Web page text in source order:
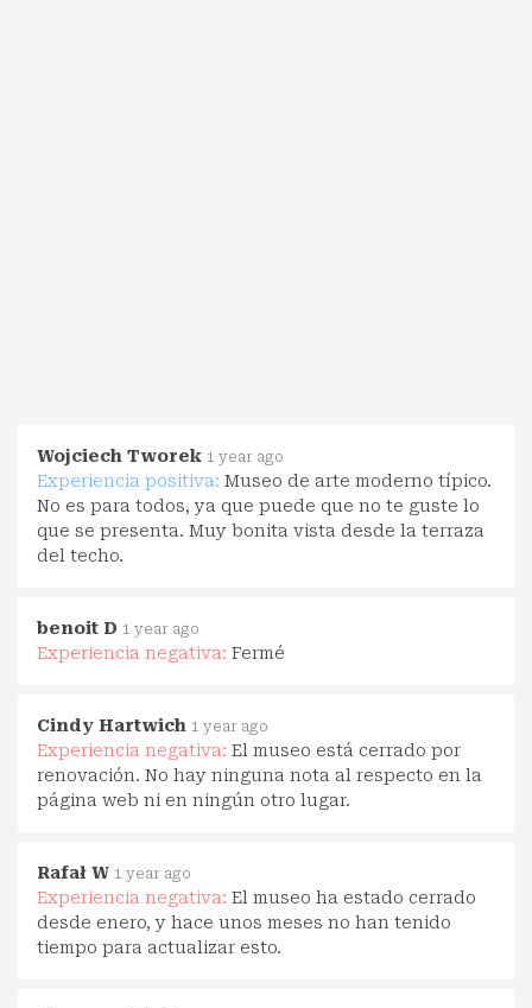
Wojciech Tworek 1 year ago
Experiencia positiva: Museo de arte moderno típico.
No es para todos, ya que puede que no te guste lo
que se presenta. Muy bonita vista desde la terraza
del techo.
benoit D 1 year ago
Experiencia negativa: Fermé
Cindy Hartwich 1 year ago
Experiencia negativa: El museo está cerrado por
renovación. No hay ninguna nota al respecto en la
página web ni en ningún otro lugar.
Rafał W 1 year ago
Experiencia negativa: El museo ha estado cerrado
desde enero, y hace unos meses no han tenido
tiempo para actualizar esto.